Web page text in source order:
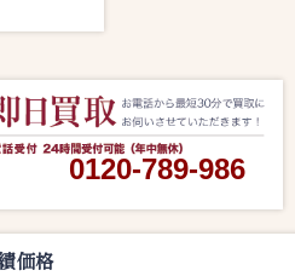
0120-789-986
価格